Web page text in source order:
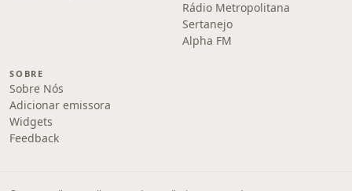
Rádio Metropolitana
Sertanejo
Alpha FM
SOBRE
Sobre Nós
Adicionar emissora
Widgets
Feedback